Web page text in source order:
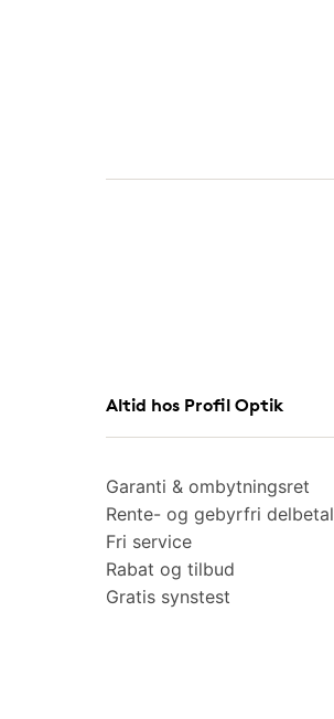
Altid hos Profil Optik
Garanti & ombytningsret
Rente- og gebyrfri
Fri service
Rabat og tilbud
Gratis synstest